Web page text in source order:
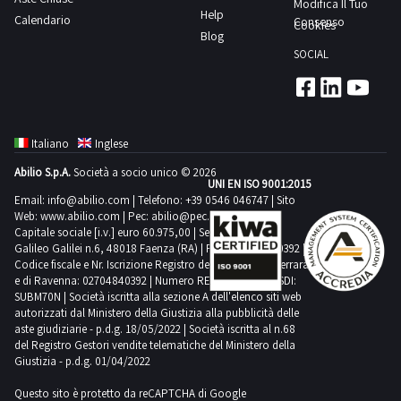
le
serrande,
inoltre
necessario
munirsi
di
transpallet
per
movimentare
gli
strumenti
furgone
grandeAsta
eseguita
mediante
procedura
di
vendita
asincrona
ex
art.
dovranno
essere
caricati.NOTE
PER
RITIRO:-
tempistica
massima
prevista
per
lo
svolgimento
delle
movimentare
strumenti
che
dovranno
essere
caricati.NOTE
PER
RITIRO:-
tempistica
massima
consiglia
di
munirsi
dei
seguenti
mezzi
per
il
ritiro:
Camion
sponda
giorno-
di
munirsi
dei
seguenti
mezzi
per
il
ritiro:
Camion
-
Velocità
superiore
del
carrello
-
Migliore
qualità
su
disegni
Scarica
i
dalla
sezione
documentazione
lotto
Calendario
Help
Blog
Modifica Il Tuo
Consenso
Cookies
SOCIAL
Italiano
Inglese
Abilio S.p.A.Società a socio unico © 2026
Email: info@abilio.com | Telefono: +39 0546 046747 | Sito
Web: www.abilio.com | Pec: abilio@pec.illimity.com
Capitale sociale [i.v.] euro 60.975,00 | Sede legale in Via
Galileo Galilei n.6, 48018 Faenza (RA) | P.IVA: 02704840392 |
Codice fiscale e Nr. Iscrizione Registro delle Imprese di Ferrara
e di Ravenna: 02704840392 | Numero REA RA 224830 | SDI:
SUBM70N | Società iscritta alla sezione A dell'elenco siti web
autorizzati dal Ministero della Giustizia alla pubblicità delle
aste giudiziarie - p.d.g. 18/05/2022 | Società iscritta al n.68
del Registro Gestori vendite telematiche del Ministero della
Giustizia - p.d.g. 01/04/2022
Questo sito è protetto da reCAPTCHA di Google
UNI EN ISO 9001:2015